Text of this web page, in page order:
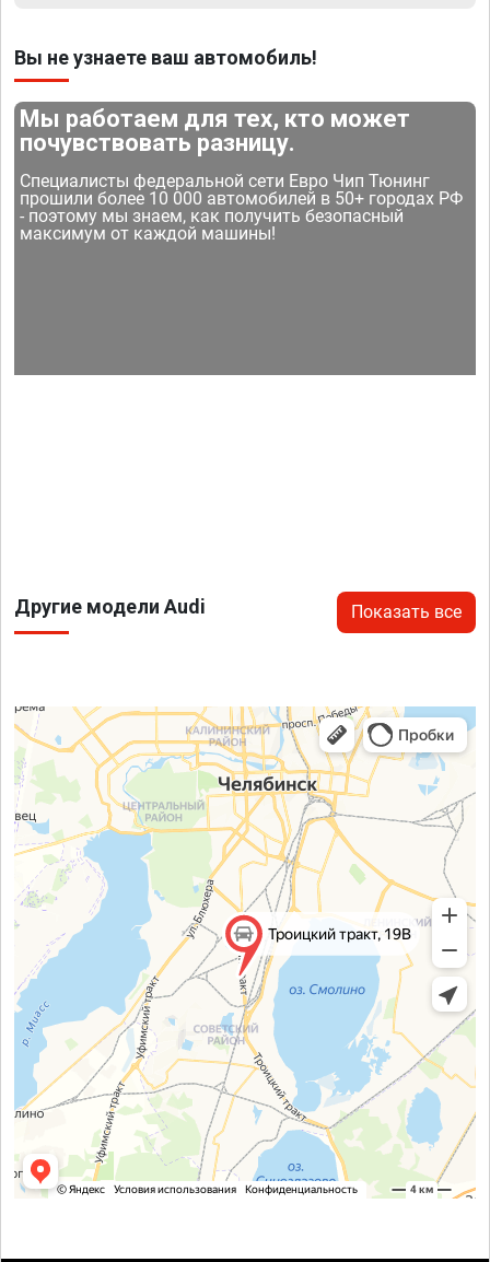
Вы не узнаете ваш автомобиль!
Мы работаем для тех, кто может
почувствовать разницу.
Специалисты федеральной сети Евро Чип Тюнинг
прошили более 10 000 автомобилей в 50+ городах РФ
- поэтому мы знаем, как получить безопасный
максимум от каждой машины!
Другие модели Audi Показать все